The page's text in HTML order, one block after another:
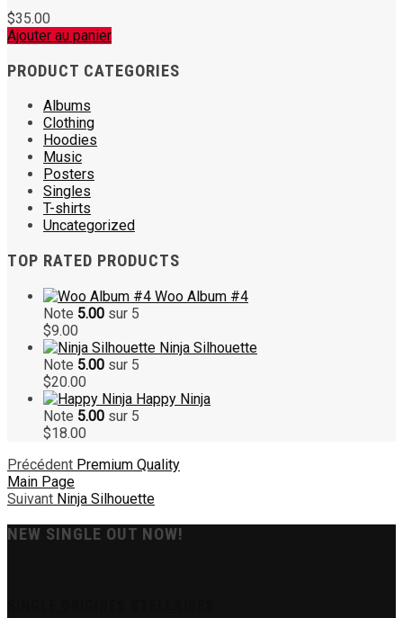
$35.00
Ajouter au panier
PRODUCT CATEGORIES
Albums
Clothing
Hoodies
Music
Posters
Singles
T-shirts
Uncategorized
TOP RATED PRODUCTS
Woo Album #4
Note 5.00 sur 5
$9.00
Ninja Silhouette
Note 5.00 sur 5
$20.00
Happy Ninja
Note 5.00 sur 5
$18.00
Précédent Premium Quality
Main Page
Suivant Ninja Silhouette
NEW SINGLE OUT NOW!